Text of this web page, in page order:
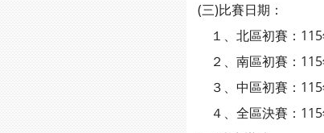
(三)比賽日期：
１、北區初賽：115
２、南區初賽：115
３、中區初賽：115
４、全區決賽：115